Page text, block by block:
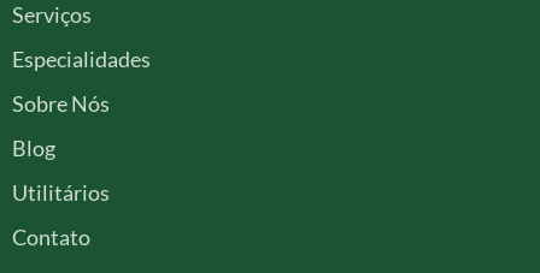
Serviços
Especialidades
Sobre Nós
Blog
Utilitários
Contato